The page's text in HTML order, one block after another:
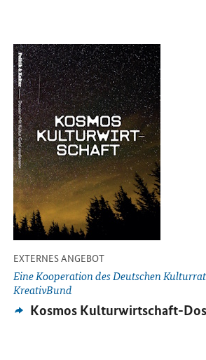
EXTERNES ANGEBOT-
Eine Kooperation des Deutschen
KreativBund
Externes
Angebot:
Kosmos Kulturwirtschaft-
Öffnet Einzelsicht